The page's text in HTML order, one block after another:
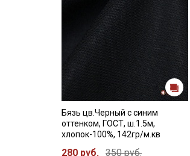
Бязь цв.Черный с синим
оттенком, ГОСТ, ш.1.5м,
хлопок-100%, 142гр/м.кв
280 руб. 350 руб.